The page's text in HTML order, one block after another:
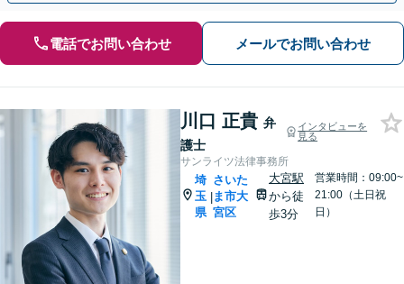
電話でお問い合わせ メールでお問い合わせ
川口 正貴 弁
護士
インタビューを
見る
サンライツ法律事務所
埼
玉
県
|
さいた
ま市大
宮区
大宮駅
から徒
歩3分
営業時間：09:00~
21:00（土日祝
日）